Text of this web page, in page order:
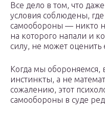
Все дело в том, что
условия соблюдены,
самообороны — никто
на которого напали и
силу, не может оценить
Когда мы обороняемся,
инстинкты, а не
сожалению, этот
самообороны в суде